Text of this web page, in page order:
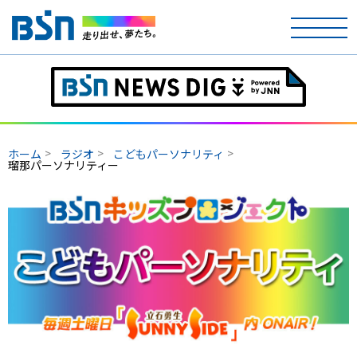
ホーム
テレビ
ラジオ
アナウンサー
イベント
ニュース
天気
ホーム ラジオ こどもパーソナリティ
瑠那パーソナリティー